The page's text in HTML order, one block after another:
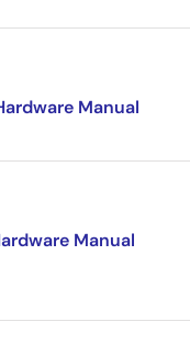
Manual
Manual